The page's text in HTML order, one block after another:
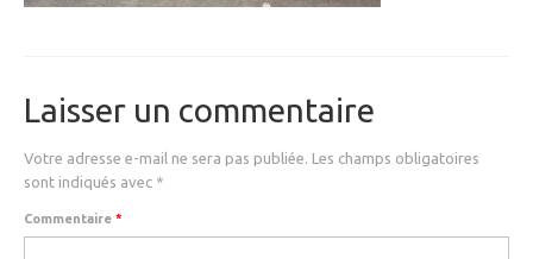
EVENEMENTS
MEDIAS
CONTACT
Laisser un commentaire
Votre adresse e-mail ne sera pas publiée. Les champs obligatoires
sont indiqués avec *
Commentaire *